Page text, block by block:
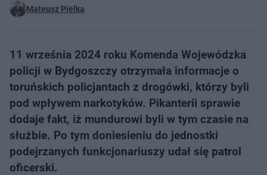
Mateusz Pielka
11 września 2024 roku Komenda Wojewódzka
policji w Bydgoszczy otrzymała informacje o
toruńskich policjantach z drogówki, którzy byli
pod wpływem narkotyków. Pikanterii sprawie
dodaje fakt, iż mundurowi byli w tym czasie na
służbie. Po tym doniesieniu do jednostki
podejrzanych funkcjonariuszy udał się patrol
oficerski.